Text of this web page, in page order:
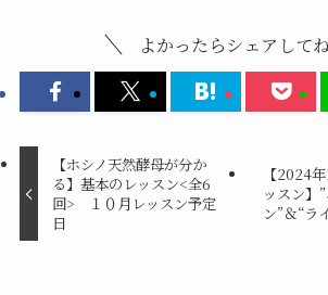
よかったらシェアして
【ホシノ天然酵母が分か
る】基本のレッスン<全6
回> １０月レッスン予定
日
【2024
ッスン】
ン”＆“ラ